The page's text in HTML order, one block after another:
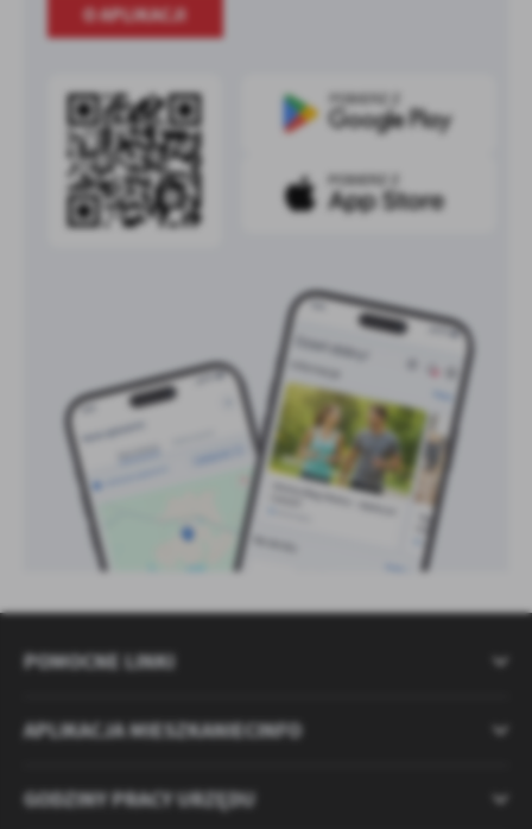
O APLIKACJI
POMOCNE LINKI
APLIKACJA MIESZKANIECINFO
GODZINY PRACY URZĘDU